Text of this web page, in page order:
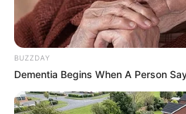
BUZZDAY
Dementia Begins When A Person